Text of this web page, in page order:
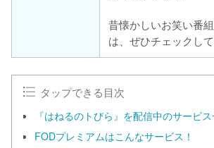
昔懐かしいお笑い番
は、ぜひチェックして
タップできる目次
『はねるのトびら』を配信中のサービ
FODプレミアムはこんなサービス！